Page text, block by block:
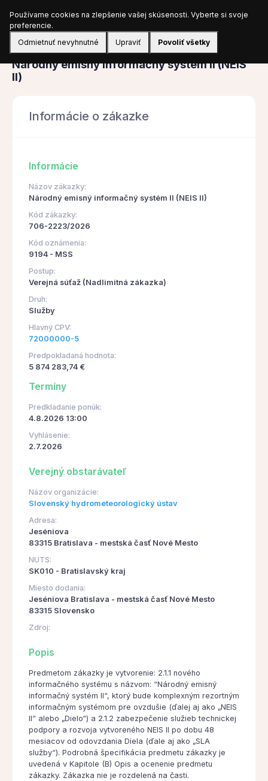
Prihlásiť sa
Obstarávanie
Národný emisný informačný systém II (NEIS
II)
Informácie o zákazke
Informácie
Názov zákazky:
Národný emisný informačný systém II (NEIS II)
Kód zákazky:
706-2223/2026
Kód oznámenia:
9194 - MSS
Postup:
Verejná súťaž (Nadlimitná zákazka)
Druh:
Služby
Hlavný CPV:
72000000-5
Predpokladaná hodnota:
5 874 283,74 €
Termíny
Predkladanie ponúk:
4.8.2026 13:00
Vyhlásenie:
2.7.2026
Verejný obstarávateľ
Názov organizácie:
Slovenský hydrometeorologický ústav
Adresa:
Jeséniova
83315 Bratislava - mestská časť Nové Mesto
NUTS:
SK010 - Bratislavský kraj
Miesto dodania:
Jeséniova Bratislava - mestská časť Nové Mesto
83315 Slovensko
Zdroj:
Popis
Predmetom zákazky je vytvorenie: 2.1.1 nového
informačného systému s názvom: “Národný emisný
informačný systém II“, ktorý bude komplexným rezortným
informačným systémom pre ovzdušie (ďalej aj ako „NEIS
II“ alebo „Dielo“) a 2.1.2 zabezpečenie služieb technickej
podpory a rozvoja vytvoreného NEIS II po dobu 48
mesiacov od odovzdania Diela (ďale aj ako „SLA
služby“). Podrobná špecifikácia predmetu zákazky je
uvedená v Kapitole (B) Opis a ocenenie predmetu
zákazky. Zákazka nie je rozdelená na časti.
Používame cookies na zlepšenie vašej skúsenosti. Vyberte si svoje
preferencie.
Odmietnuť nevyhnutné
Upraviť Povoliť všetky